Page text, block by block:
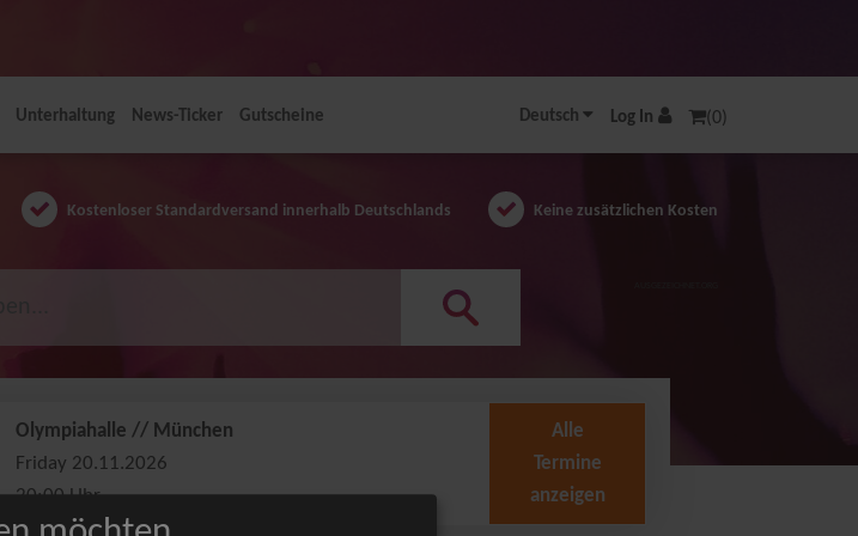
Deutsch Log In (0)
Unterhaltung News-Ticker Gutscheine
Kostenloser Standardversand innerhalb Deutschlands Keine zusätzlichen Kosten
Olympiahalle // München
Friday 20.11.2026
20:00 Uhr
Alle
Termine
anzeigen